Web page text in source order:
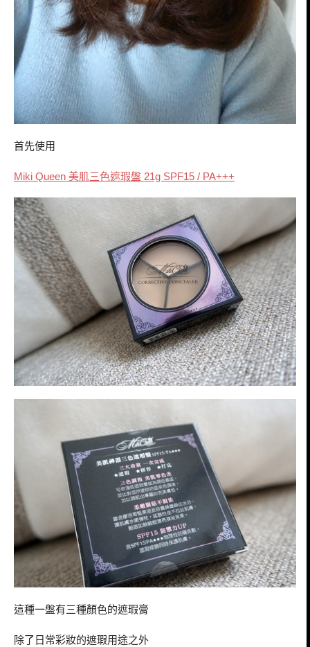
首先使用
Miki Queen 美肌三色遮瑕盤 21g SPF15 / PA+++
這種一盤有三種顏色的遮瑕膏
除了日常彩妝的遮瑕用途之外